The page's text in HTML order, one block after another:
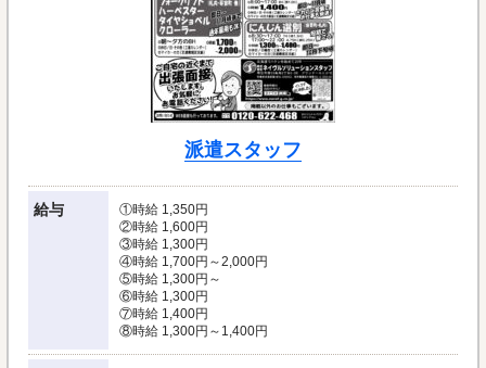
派遣スタッフ
給与
①時給 1,350円
②時給 1,600円
③時給 1,300円
④時給 1,700円～2,000円
⑤時給 1,300円～
⑥時給 1,300円
⑦時給 1,400円
⑧時給 1,300円～1,400円